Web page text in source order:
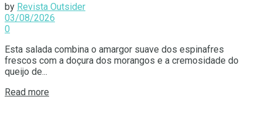
by Revista Outsider
03/08/2026
0
Esta salada combina o amargor suave dos espinafres
frescos com a doçura dos morangos e a cremosidade do
queijo de...
Read more